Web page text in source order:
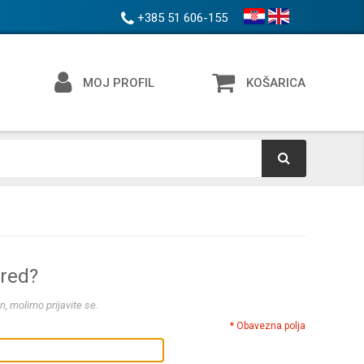
+385 51 606-155
MOJ PROFIL KOŠARICA
molimo prijavite se.
* Obavezna polja